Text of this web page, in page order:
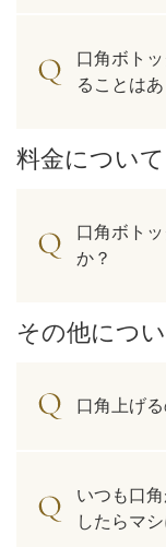
口角ボト
ることは
料金について
口角ボト
か？
その他につ
口角上げ
いつも口
したらマ